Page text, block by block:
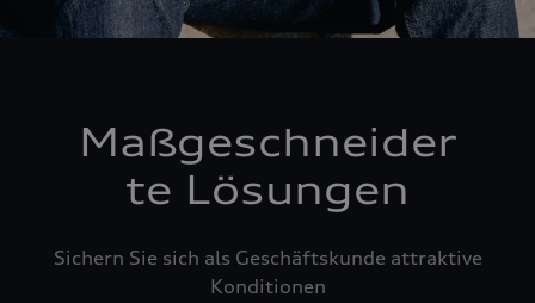
Maßgeschneider
te Lösungen
Sichern Sie sich als Geschäftskunde attraktive
Konditionen